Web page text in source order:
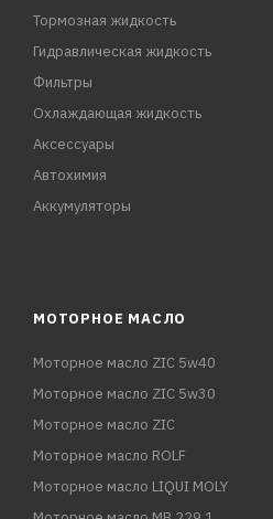
Тормозная жидкость
Гидравлическая жидкость
Фильтры
Охлаждающая жидкость
Аксессуары
Автохимия
Аккумуляторы
МОТОРНОЕ МАСЛО
Моторное масло ZIC 5w40
Моторное масло ZIC 5w30
Моторное масло ZIC
Моторное масло ROLF
Моторное масло LIQUI MOLY